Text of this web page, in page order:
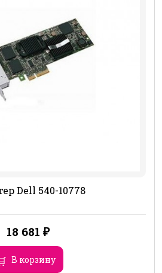
Dell 540-10778
18 681 ₽
В корзину